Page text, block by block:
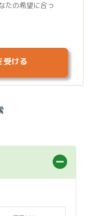
たの希望に合っ
受ける